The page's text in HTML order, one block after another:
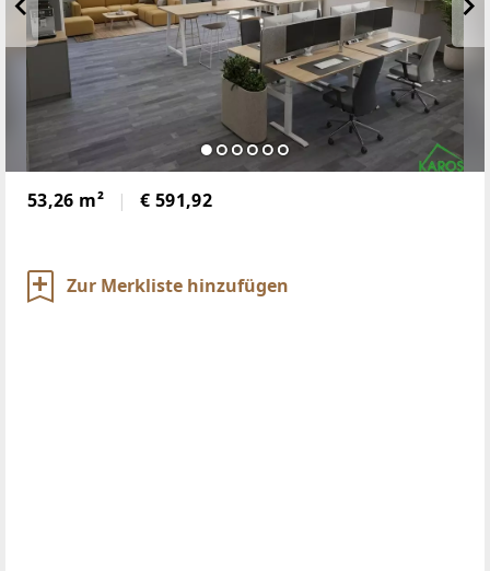
53,26 m² € 591,92
Zur Merkliste hinzufügen